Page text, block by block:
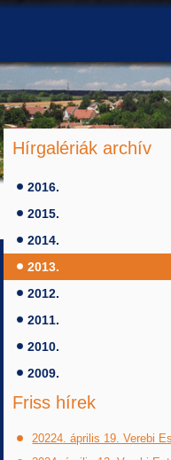
Hírgalériák archív
2016.
2015.
2014.
2013.
2012.
2011.
2010.
2009.
Friss hírek
20224. április 19. Verebi